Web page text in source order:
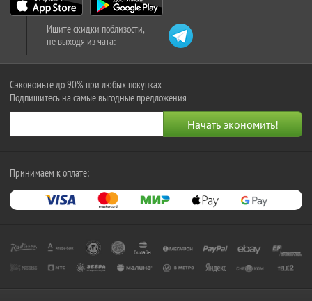
Ищите скидки поблизости,
не выходя из чата:
Сэкономьте до 90% при любых покупках
Подпишитесь на самые выгодные предложения
Принимаем к оплате: